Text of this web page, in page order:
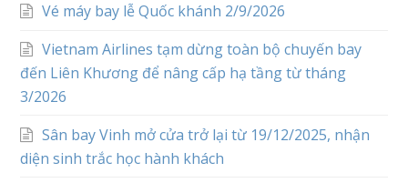
Vé máy bay lễ Quốc khánh 2/9/2026
Vietnam Airlines tạm dừng toàn bộ chuyến bay
đến Liên Khương để nâng cấp hạ tầng từ tháng
3/2026
Sân bay Vinh mở cửa trở lại từ 19/12/2025, nhận
diện sinh trắc học hành khách